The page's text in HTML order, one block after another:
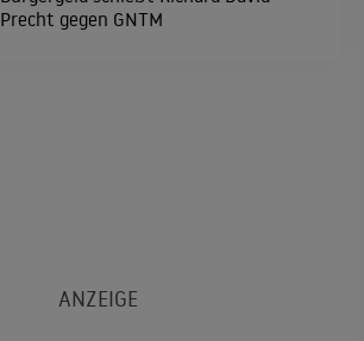
Precht gegen GNTM